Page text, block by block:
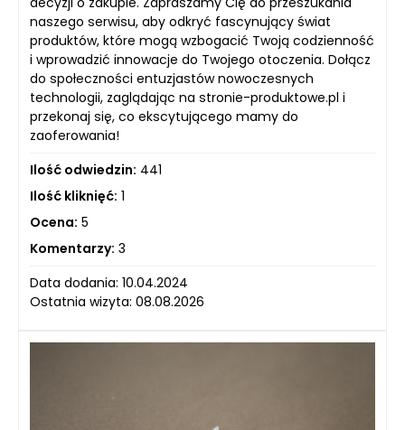
naszego serwisu, aby odkryć fascynujący świat
produktów, które mogą wzbogacić Twoją codzienność
i wprowadzić innowacje do Twojego otoczenia. Dołącz
do społeczności entuzjastów nowoczesnych
technologii, zaglądając na stronie-produktowe.pl i
przekonaj się, co ekscytującego mamy do
zaoferowania!
Ilość odwiedzin: 441
Ilość kliknięć: 1
Ocena: 5
Komentarzy: 3
Data dodania: 10.04.2024
Ostatnia wizyta: 08.08.2026